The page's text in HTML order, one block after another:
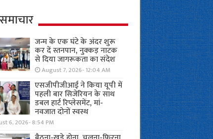
जन्म के एक घंटे के अंदर शुरू
कर दें स्तनपान, नुक्कड़ नाटक
से दिया जागरूकता का संदेश
August 7, 2026- 12:04 AM
एसजीपीजीआई ने किया यूपी में
पहली बार सिजेरियन के साथ
डबल हार्ट रिप्लेसमेंट, मां-
नवजात दोनों स्वस्थ
6, 2026- 8:54 PM